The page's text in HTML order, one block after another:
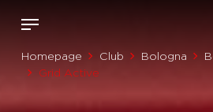
Homepage Club Bologna
Grid Active